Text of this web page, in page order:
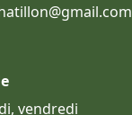
vendredi